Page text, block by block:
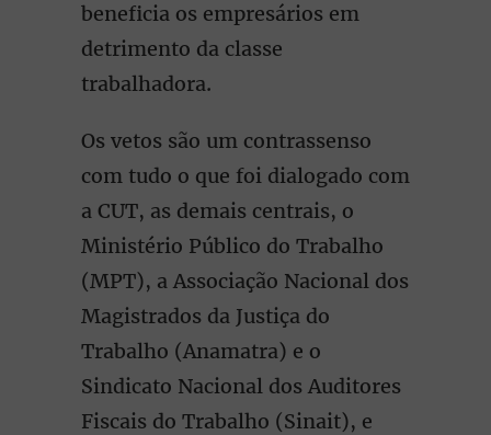
beneficia os empresários em
detrimento da classe
trabalhadora.
Os vetos são um contrassenso
com tudo o que foi dialogado com
a CUT, as demais centrais, o
Ministério Público do Trabalho
(MPT), a Associação Nacional dos
Magistrados da Justiça do
Trabalho (Anamatra) e o
Sindicato Nacional dos Auditores
Fiscais do Trabalho (Sinait), e